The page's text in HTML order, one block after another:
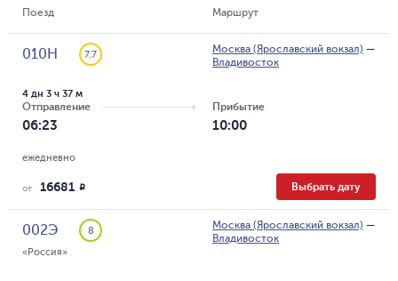
Поезд Маршрут
010Н 7.7 Москва (Ярославский вокзал) —
Владивосток
Отправление
06:23
4 дн 3 ч 37 м
Прибытие
10:00
ежедневно
от 16681 R Выбрать дату
002Э
8
«Россия»
Москва (Ярославский вокзал) —
Владивосток